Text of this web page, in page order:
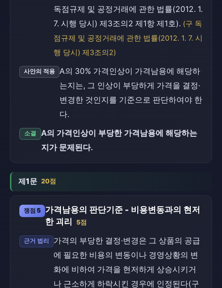
독점규제 및 공정거래에 관한 법률(2012. 1.
7. 시행 당시) 제3조의2 제1항 제1호). (구 독
점규제 및 공정거래에 관한 법률(2012. 1. 7. 시
행 당시) 제3조의2)
사안의 적용
A의 30% 가격인상이 가격남용에 해당하
는지는, 그 인상이 부당하게 가격을 결정·
변경한 것인지를 기준으로 판단하여야 한
다.
소결
A의 가격인상이 부당한 가격남용에 해당하는
지가 문제된다.
제1문 20점
쟁점 5
가격남용의 판단기준 - 비용변동과의 현저
한 괴리
5점
근거 법리
가격의 부당한 결정·변경은 그 상품의 공급
에 필요한 비용의 변동이나 경영상황의 변
화에 비하여 가격을 현저하게 상승시키거
나 근소하게 하락시킨 경우에 인정된다(구